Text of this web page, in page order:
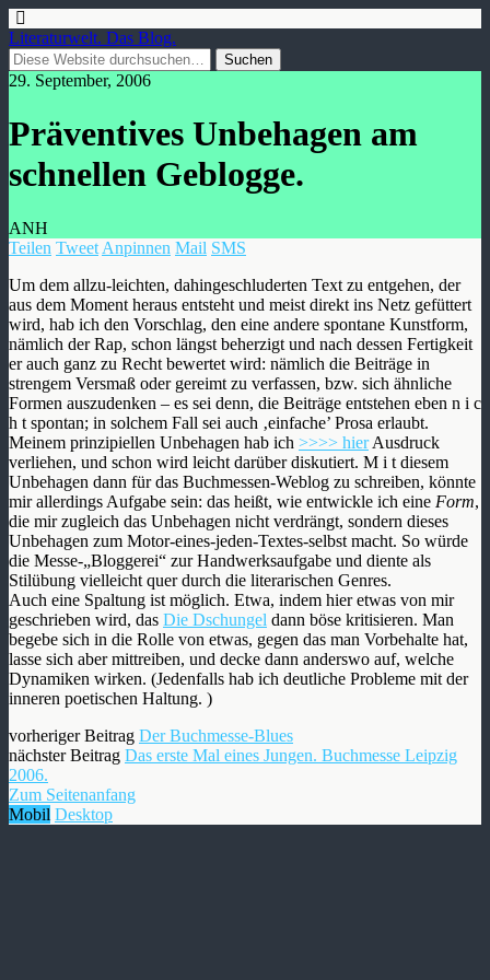
Literaturwelt. Das Blog.
29. September, 2006
Präventives Unbehagen am
schnellen Geblogge.
ANH
Teilen Tweet Anpinnen Mail SMS
Um dem allzu-leichten, dahingeschluderten Text zu entgehen, der
aus dem Moment heraus entsteht und meist direkt ins Netz gefüttert
wird, hab ich den Vorschlag, den eine andere spontane Kunstform,
nämlich der Rap, schon längst beherzigt und nach dessen Fertigkeit
er auch ganz zu Recht bewertet wird: nämlich die Beiträge in
strengem Versmaß oder gereimt zu verfassen, bzw. sich ähnliche
Formen auszudenken – es sei denn, die Beiträge entstehen eben n i c
h t spontan; in solchem Fall sei auch ‚einfache’ Prosa erlaubt.
Meinem prinzipiellen Unbehagen hab ich >>>> hierAusdruck
verliehen, und schon wird leicht darüber diskutiert. M i t diesem
Unbehagen dann für das Buchmessen-Weblog zu schreiben, könnte
mir allerdings Aufgabe sein: das heißt, wie entwickle ich eine Form,
die mir zugleich das Unbehagen nicht verdrängt, sondern dieses
Unbehagen zum Motor-eines-jeden-Textes-selbst macht. So würde
die Messe-„Bloggerei“ zur Handwerksaufgabe und diente als
Stilübung vielleicht quer durch die literarischen Genres.
Auch eine Spaltung ist möglich. Etwa, indem hier etwas von mir
geschrieben wird, das Die Dschungel dann böse kritisieren. Man
begebe sich in die Rolle von etwas, gegen das man Vorbehalte hat,
lasse sich aber mittreiben, und decke dann anderswo auf, welche
Dynamiken wirken. (Jedenfalls hab ich deutliche Probleme mit der
inneren poetischen Haltung. )
vorheriger Beitrag Der Buchmesse-Blues
nächster Beitrag Das erste Mal eines Jungen. Buchmesse Leipzig
2006.
Zum Seitenanfang
Mobil Desktop